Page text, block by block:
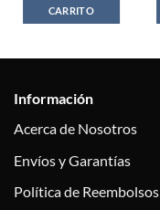
CARRITO
Información
Acerca de Nosotros
Envíos y Garantías
Política de Reembolsos